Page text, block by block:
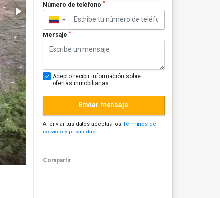
Número de teléfono *
▼
Mensaje *
Acepto recibir información sobre
ofertas inmobiliarias
Enviar mensaje
Al enviar tus datos aceptas los Términos de
servicio y privacidad
Compartir: